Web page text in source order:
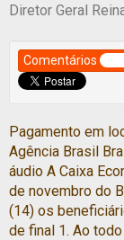
Diretor Geral
Comentários
Pagamento em
Agência Brasil
áudio A Caixa
de novembro do
(14) os
de final 1. Ao